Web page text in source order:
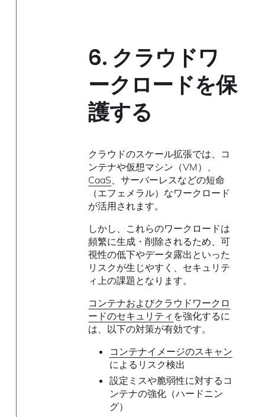
6. クラウドワ
ークロードを保
護する
クラウドのスケール拡張では、コ
ンテナや仮想マシン（VM）、
CaaS、サーバーレスなどの短命
（エフェメラル）なワークロード
が活用されます。
しかし、これらのワークロードは
頻繁に生成・削除されるため、可
視性の低下やデータ露出といった
リスクが生じやすく、セキュリテ
ィ上の課題となります。
コンテナおよびクラウドワークロ
ードのセキュリティ を強化するに
は、以下の対策が有効です。
コンテナイメージのスキャン
によるリスク検出
設定ミスや脆弱性に対するコ
ンテナの強化（ハードニン
グ）